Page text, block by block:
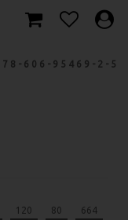
606-95469-2-5
120 80 664